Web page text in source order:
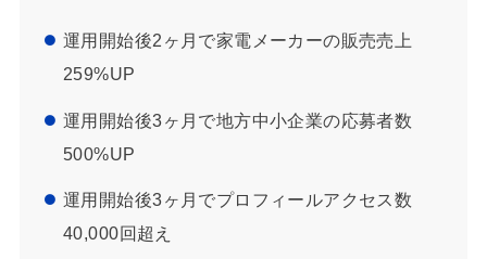
運用開始後2ヶ月で家電メーカーの販売売上
259%UP
運用開始後3ヶ月で地方中小企業の応募者数
500%UP
運用開始後3ヶ月でプロフィールアクセス数
40,000回超え